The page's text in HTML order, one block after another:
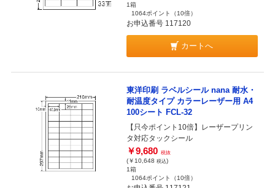
1箱
1064ポイント
（10倍）
お申込番号 117120
カートへ
東洋印刷 ラベルシール nana 耐水・
耐温度タイプ カラーレーザー用 A4
100シート FCL-32
【只今ポイント10倍】レーザープリン
タ対応タックシール
￥9,680 税抜
(￥10,648 税込)
1箱
1064ポイント
（10倍）